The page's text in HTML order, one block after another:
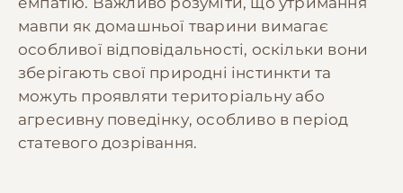
мавпи як домашньої тварини вимагає
особливої відповідальності, оскільки вони
зберігають свої природні інстинкти та
можуть проявляти територіальну або
агресивну поведінку, особливо в період
статевого дозрівання.